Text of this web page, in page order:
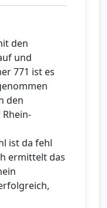
den
und
771 ist es
den
ist da fehl
ermittelt das